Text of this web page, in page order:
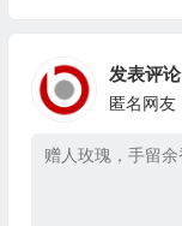
发表评论
匿名网友